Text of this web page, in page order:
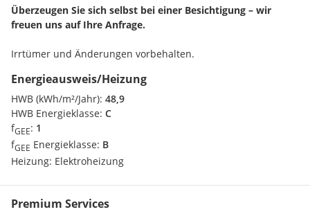
Überzeugen Sie sich selbst bei einer Besichtigung – wir
freuen uns auf Ihre Anfrage.
Irrtümer und Änderungen vorbehalten.
Energieausweis/Heizung
HWB (kWh/m²/Jahr): 48,9
HWB Energieklasse: C
fGEE: 1
fGEE Energieklasse: B
Heizung: Elektroheizung
Premium Services